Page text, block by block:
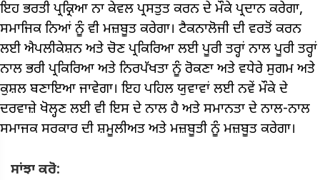
ਇਹ ਭਰਤੀ ਪ੍ਰਕ੍ਰਿਆ ਨਾ ਕੇਵਲ ਪ੍ਰਸਤੁਤ ਕਰਨ ਦੇ ਮੌਕੇ ਪ੍ਰਦਾਨ ਕਰੇਗਾ,
ਸਮਾਜਿਕ ਨਿਆਂ ਨੂੰ ਵੀ ਮਜ਼ਬੂਤ ​​ਕਰੇਗਾ। ਟੈਕਨਾਲੋਜੀ ਦੀ ਵਰਤੋਂ ਕਰਨ
ਲਈ ਐਪਲੀਕੇਸ਼ਨ ਅਤੇ ਚੋਣ ਪ੍ਰਕਿਰਿਆ ਲਈ ਪੂਰੀ ਤਰ੍ਹਾਂ ਨਾਲ ਪੂਰੀ ਤਰ੍ਹਾਂ
ਨਾਲ ਭਰੀ ਪ੍ਰਕਿਰਿਆ ਅਤੇ ਨਿਰਪੱਖਤਾ ਨੂੰ ਰੋਕਣਾ ਅਤੇ ਵਧੇਰੇ ਸੁਗਮ ਅਤੇ
ਕੁਸ਼ਲ ਬਣਾਇਆ ਜਾਵੇਗਾ। ਇਹ ਪਹਿਲ ਯੁਵਾਵਾਂ ਲਈ ਨਵੇਂ ਮੌਕੇ ਦੇ
ਦਰਵਾਜ਼ੇ ਖੋਲ੍ਹਣ ਲਈ ਵੀ ਇਸ ਦੇ ਨਾਲ ਹੈ ਅਤੇ ਸਮਾਨਤਾ ਦੇ ਨਾਲ-ਨਾਲ
ਸਮਾਜਕ ਸਰਕਾਰ ਦੀ ਸ਼ਮੂਲੀਅਤ ਅਤੇ ਮਜ਼ਬੂਤੀ ਨੂੰ ਮਜ਼ਬੂਤ ​​ਕਰੇਗਾ।
ਸਾਂਝਾ ਕਰੋ: